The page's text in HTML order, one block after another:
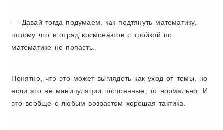
— Давай тогда подумаем, как подтянуть математику,
потому что в отряд космонавтов с тройкой по
математике не попасть.
Понятно, что это может выглядеть как уход от темы, но
если это не манипуляции постоянные, то нормально. И
это вообще с любым возрастом хорошая тактика.